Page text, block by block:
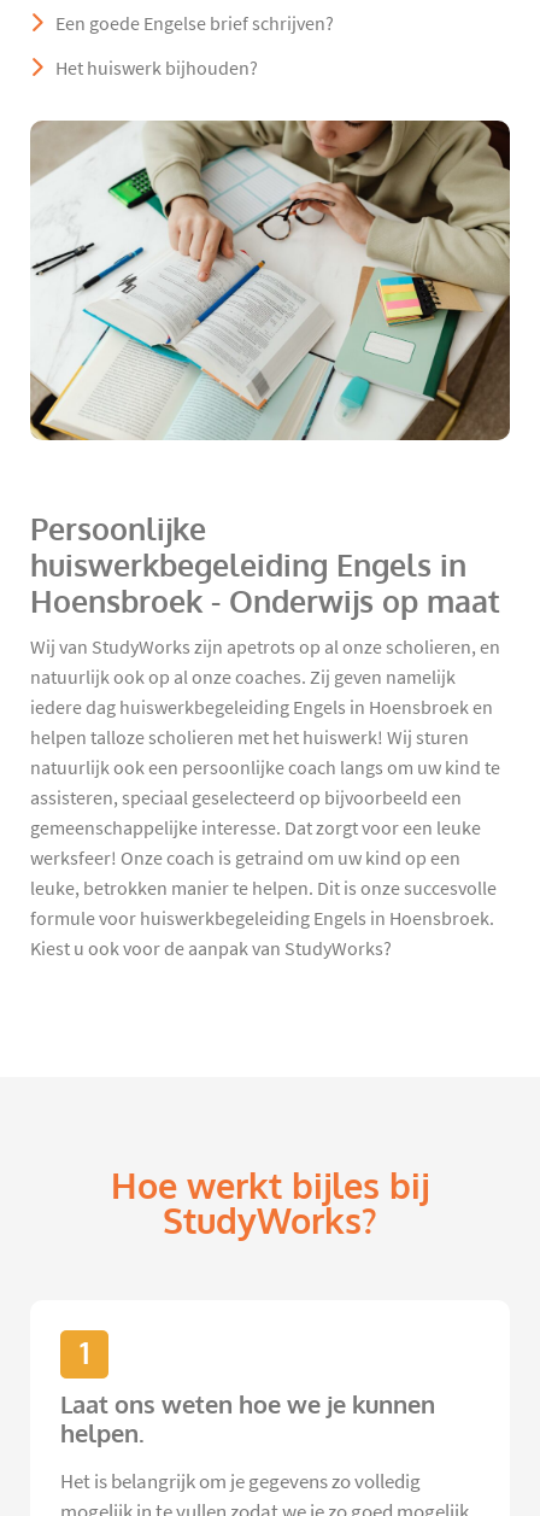
Een goede Engelse brief schrijven?
Het huiswerk bijhouden?
Persoonlijke
huiswerkbegeleiding Engels in
Hoensbroek - Onderwijs op maat
Wij van StudyWorks zijn apetrots op al onze scholieren, en
natuurlijk ook op al onze coaches. Zij geven namelijk
iedere dag huiswerkbegeleiding Engels in Hoensbroek en
helpen talloze scholieren met het huiswerk! Wij sturen
natuurlijk ook een persoonlijke coach langs om uw kind te
assisteren, speciaal geselecteerd op bijvoorbeeld een
gemeenschappelijke interesse. Dat zorgt voor een leuke
werksfeer! Onze coach is getraind om uw kind op een
leuke, betrokken manier te helpen. Dit is onze succesvolle
formule voor huiswerkbegeleiding Engels in Hoensbroek.
Kiest u ook voor de aanpak van StudyWorks?
Hoe werkt bijles bij
StudyWorks?
1
Laat ons weten hoe we je kunnen
helpen.
Het is belangrijk om je gegevens zo volledig